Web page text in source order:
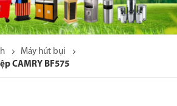
Máy hút bụi
CAMRY BF575